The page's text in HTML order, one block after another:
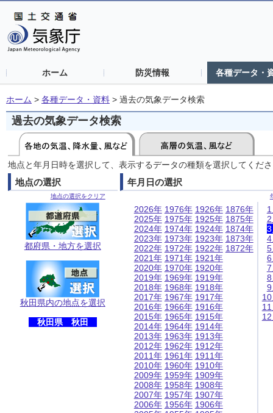
ホーム 防災情報 各種データ・
ホーム > 各種データ・資料 > 過去の気象データ検索
過去の気象データ検索
地点と年月日時を選択して、表示するデータの種類を選択してくだ
地点の選択
地点の選択をクリア
都府県・地方を選択
秋田県内の地点を選択
秋田県 秋田
年月日の選択
2026年
2025年
2024年
2023年
2022年
2021年
2020年
2019年
2018年
2017年
2016年
2015年
2014年
2013年
2012年
2011年
2010年
2009年
2008年
2007年
2006年
1976年
1975年
1974年
1973年
1972年
1971年
1970年
1969年
1968年
1967年
1966年
1965年
1964年
1963年
1962年
1961年
1960年
1959年
1958年
1957年
1956年
1926年
1925年
1924年
1923年
1922年
1921年
1920年
1919年
1918年
1917年
1916年
1915年
1914年
1913年
1912年
1911年
1910年
1909年
1908年
1907年
1906年
1876年
1875年
1874年
1873年
1872年